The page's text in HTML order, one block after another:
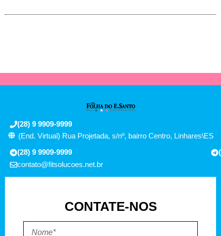
(28) 9 9909-9999
(End. Virtual) Rua Projetada, s/nº, bairro Centro, Linhares\ES
(28) 9 9909-9999
contato@fitsolucoes.net.br
CONTATE-NOS